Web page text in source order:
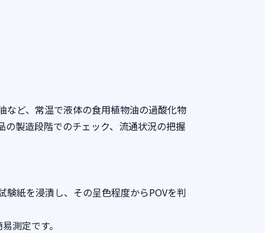
など、常温で液体の食用植物油の過酸化物
の製造段階でのチェック、流通状況の把握
紙を浸漬し、その呈色程度からPOVを判
測定です。